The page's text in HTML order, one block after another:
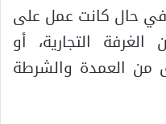
حال كانت عمل على
التجارية، أو
العمدة والشرطة